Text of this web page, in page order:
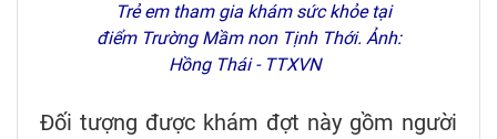
Trẻ em tham gia khám sức khỏe tại
điểm Trường Mầm non Tịnh Thới. Ảnh:
Hồng Thái - TTXVN
Đối tượng được khám đợt này gồm người